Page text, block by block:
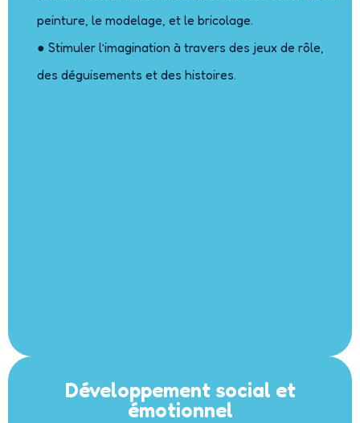
peinture, le modelage, et le bricolage.
● Stimuler l’imagination à travers des jeux de rôle,
des déguisements et des histoires.
Développement social et
émotionnel